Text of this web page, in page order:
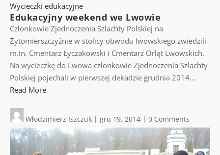
Wycieczki edukacyjne
Edukacyjny weekend we Lwowie
Członkowie Zjednoczenia Szlachty Polskiej na
Żytomierszczyźnie w stolicy obwodu lwowskiego zwiedzili
m.in. Cmentarz Łyczakowski i Cmentarz Orląt Lwowskich.
Na wycieczkę do Lwowa członkowie Zjednoczenia Szlachty
Polskiej pojechali w pierwszej dekadzie grudnia 2014...
Read More
Włodzimierz Iszczuk |gru 19, 2014 |0 Comments